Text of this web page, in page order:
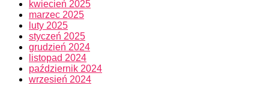
kwiecień 2025
marzec 2025
luty 2025
styczeń 2025
grudzień 2024
listopad 2024
październik 2024
wrzesień 2024